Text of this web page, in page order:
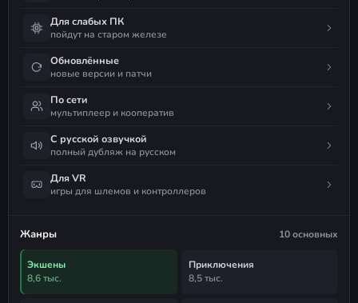
system игры.
Для слабых ПК
пойдут на старом железе
Обновлённые
новые версии и патчи
По сети
мультиплеер и кооператив
С русской озвучкой
полный дубляж на русском
Для VR
игры для шлемов и контроллеров
Жанры 10 основных
Экшены
8,6 тыс.
Приключения
8,5 тыс.